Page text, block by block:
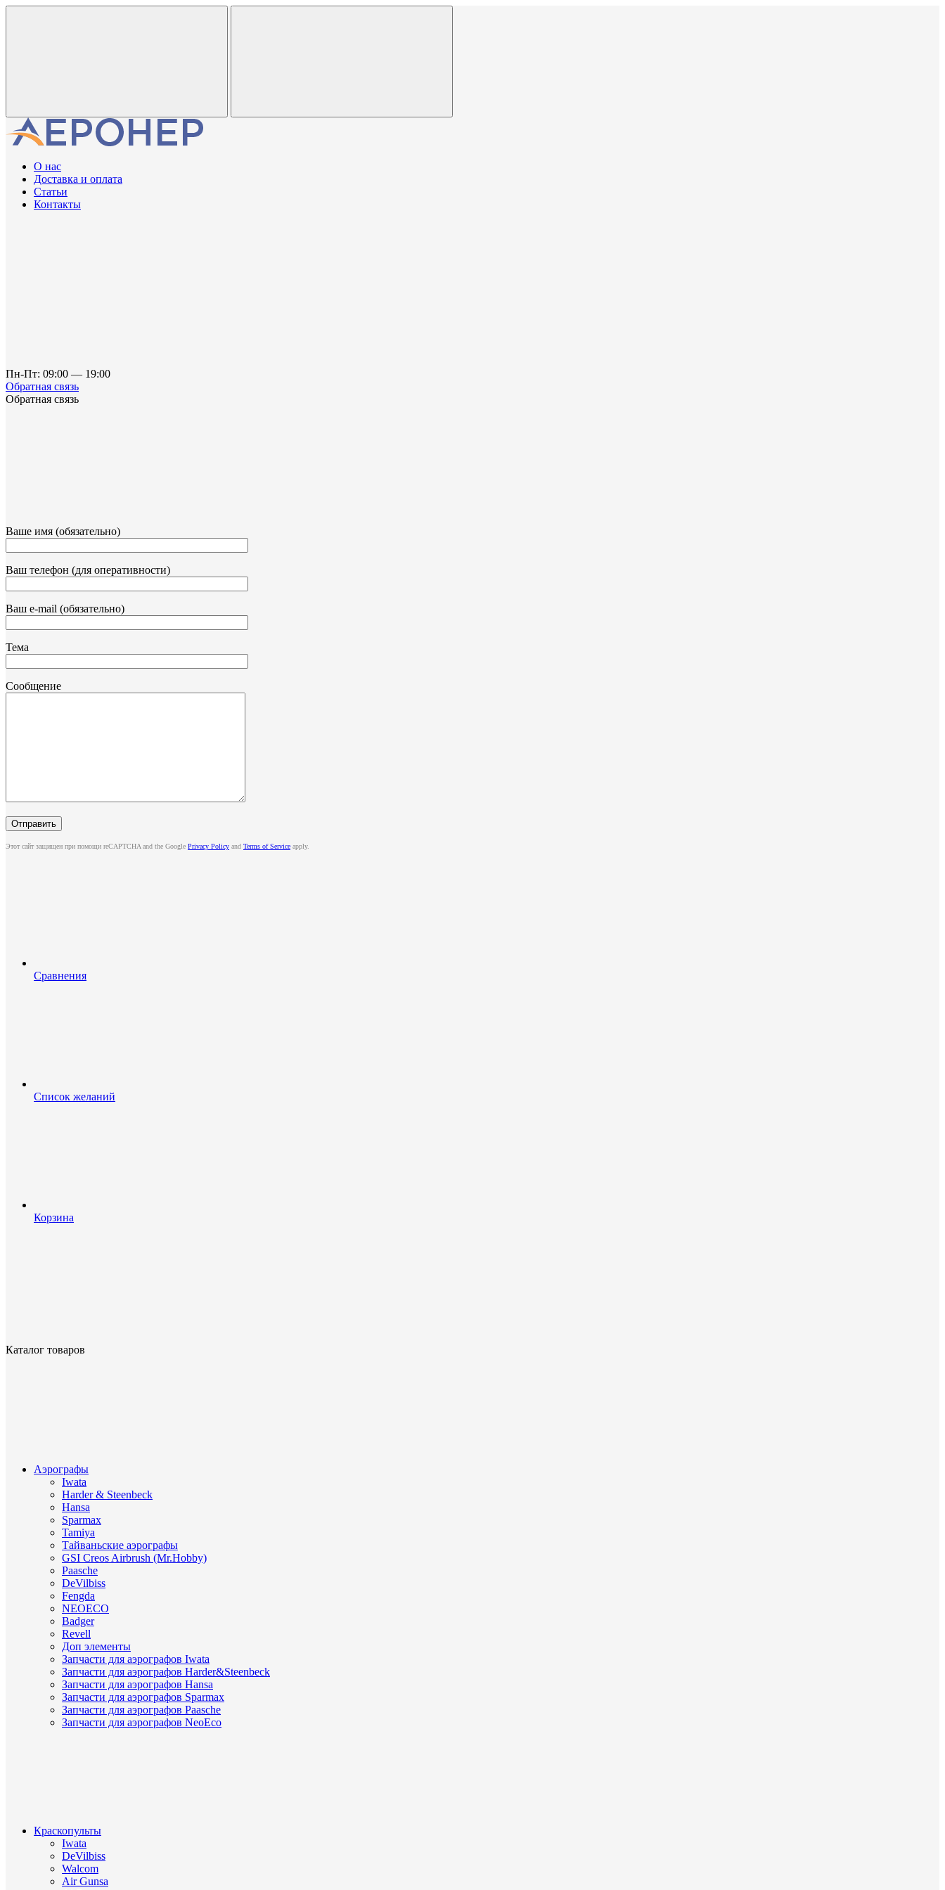
О нас
Доставка и оплата
Статьи
Контакты
Пн-Пт: 09:00 — 19:00
Обратная связь
Обратная связь
Ваше имя (обязательно)
Ваш телефон (для оперативности)
Ваш e-mail (обязательно)
Тема
Сообщение
Этот сайт защищен при помощи reCAPTCHA and the Google Privacy Policy and Terms of Service apply.
Сравнения
Список желаний
Корзина
Каталог товаров
Аэрографы
Iwata
Harder & Steenbeck
Hansa
Sparmax
Tamiya
Тайваньские аэрографы
GSI Creos Airbrush (Mr.Hobby)
Paasche
DeVilbiss
Fengda
NEOECO
Badger
Revell
Доп элементы
Запчасти для аэрографов Iwata
Запчасти для аэрографов Harder&Steenbeck
Запчасти для аэрографов Hansa
Запчасти для аэрографов Sparmax
Запчасти для аэрографов Paasche
Запчасти для аэрографов NeoEco
Краскопульты
Iwata
DeVilbiss
Walcom
Air Gunsa